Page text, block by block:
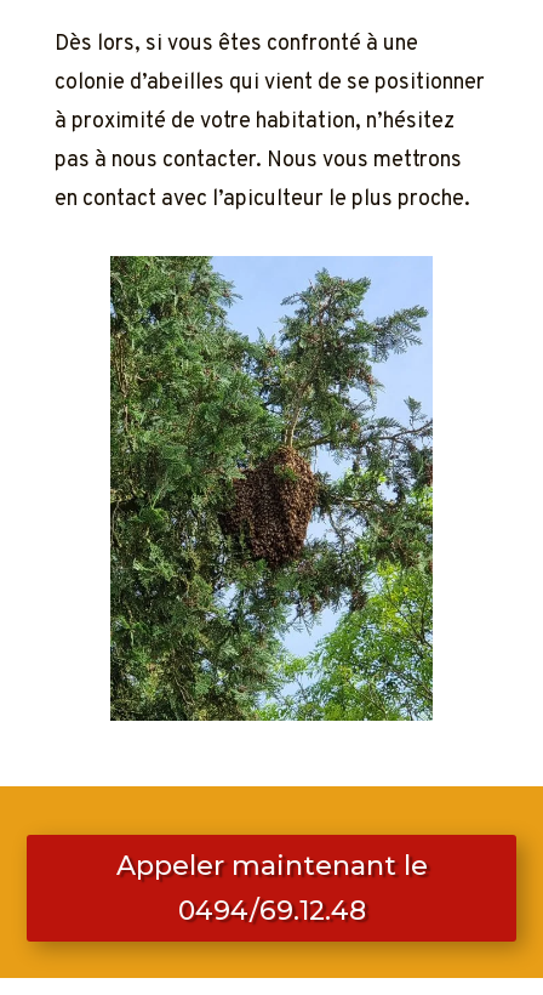
Dès lors, si vous êtes confronté à une
colonie d’abeilles qui vient de se positionner
à proximité de votre habitation, n’hésitez
pas à nous contacter. Nous vous mettrons
en contact avec l’apiculteur le plus proche.
Appeler maintenant le
0494/69.12.48